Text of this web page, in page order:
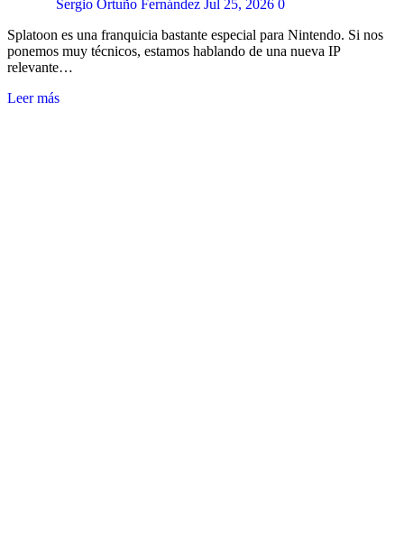
Sergio Ortuño Fernández Jul 25, 2026 0
Splatoon es una franquicia bastante especial para Nintendo. Si nos
ponemos muy técnicos, estamos hablando de una nueva IP
relevante…
Leer más